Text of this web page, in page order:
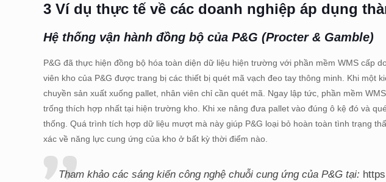
3 Ví dụ thực tế về các doanh nghiệp áp dụng
Hệ thống vận hành đồng bộ của P&G (Procter & Gamble)
P&G đã thực hiện đồng bộ hóa toàn diện dữ liệu hiện trường với phần mềm WMS cấp
viên kho của P&G được trang bị các thiết bị quét mã vạch đeo tay thông minh. Khi một
chuyền sản xuất xuống pallet, nhân viên chỉ cần quét mã. Ngay lập tức, phần mềm
trống thích hợp nhất tại hiện trường kho. Khi xe nâng đưa pallet vào đúng ô kệ đó và
thống. Quá trình tích hợp dữ liệu mượt mà này giúp P&G loại bỏ hoàn toàn tình trạng
xác về năng lực cung ứng của kho ở bất kỳ thời điểm nào.
Tham khảo các sáng kiến công nghệ chuỗi cung ứng của P&G tại: